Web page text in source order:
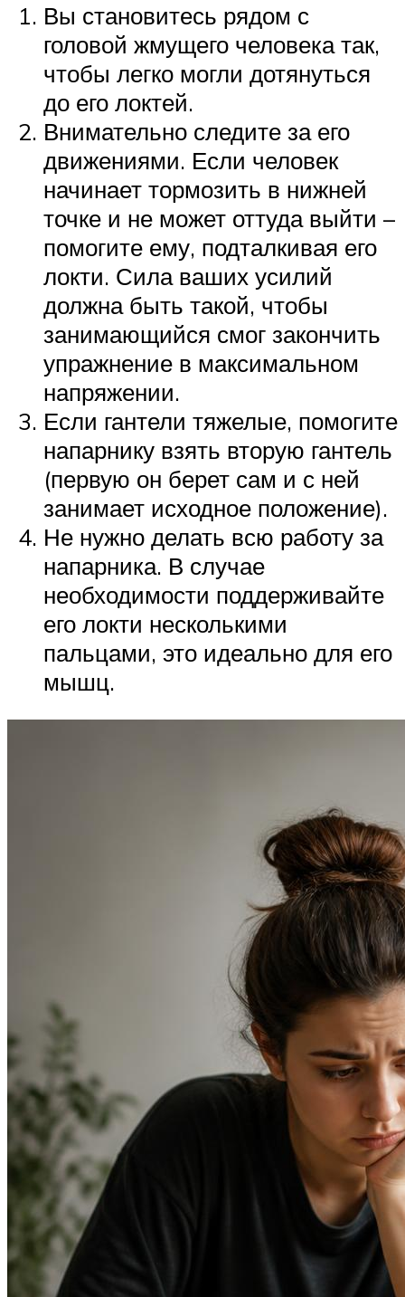
Вы становитесь рядом с
головой жмущего человека так,
чтобы легко могли дотянуться
до его локтей.
Внимательно следите за его
движениями. Если человек
начинает тормозить в нижней
точке и не может оттуда выйти –
помогите ему, подталкивая его
локти. Сила ваших усилий
должна быть такой, чтобы
занимающийся смог закончить
упражнение в максимальном
напряжении.
Если гантели тяжелые, помогите
напарнику взять вторую гантель
(первую он берет сам и с ней
занимает исходное положение).
Не нужно делать всю работу за
напарника. В случае
необходимости поддерживайте
его локти несколькими
пальцами, это идеально для его
мышц.